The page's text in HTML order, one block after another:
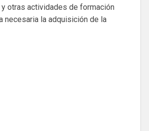
otras actividades de formación
necesaria la adquisición de la